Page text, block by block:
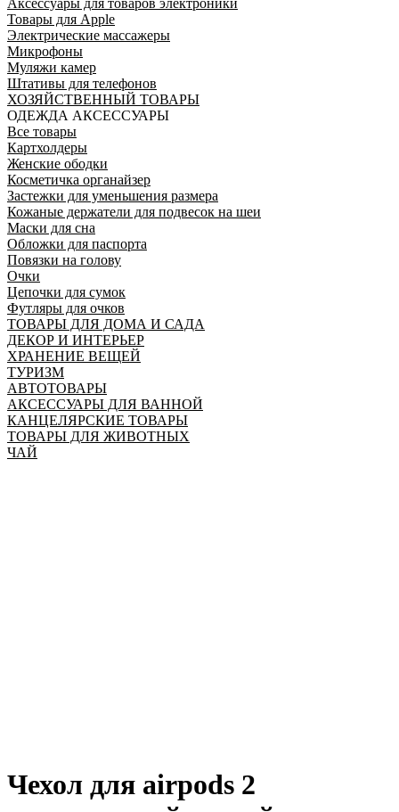
Аксессуары для товаров электроники
Товары для Apple
Электрические массажеры
Микрофоны
Муляжи камер
Штативы для телефонов
ХОЗЯЙСТВЕННЫЙ ТОВАРЫ
ОДЕЖДА АКСЕССУАРЫ
Все товары
Картхолдеры
Женские ободки
Косметичка органайзер
Застежки для уменьшения размера
Кожаные держатели для подвесок на шеи
Маски для сна
Обложки для паспорта
Повязки на голову
Очки
Цепочки для сумок
Футляры для очков
ТОВАРЫ ДЛЯ ДОМА И САДА
ДЕКОР И ИНТЕРЬЕР
ХРАНЕНИЕ ВЕЩЕЙ
ТУРИЗМ
АВТОТОВАРЫ
АКСЕССУАРЫ ДЛЯ ВАННОЙ
КАНЦЕЛЯРСКИЕ ТОВАРЫ
ТОВАРЫ ДЛЯ ЖИВОТНЫХ
ЧАЙ
Чехол для airpods 2